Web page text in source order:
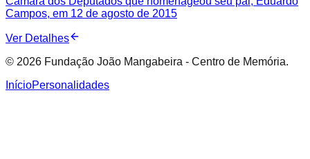
Campos, em 12 de agosto de 2015
Ver Detalhes
© 2026 Fundação João Mangabeira - Centro de Memória.
InícioPersonalidades